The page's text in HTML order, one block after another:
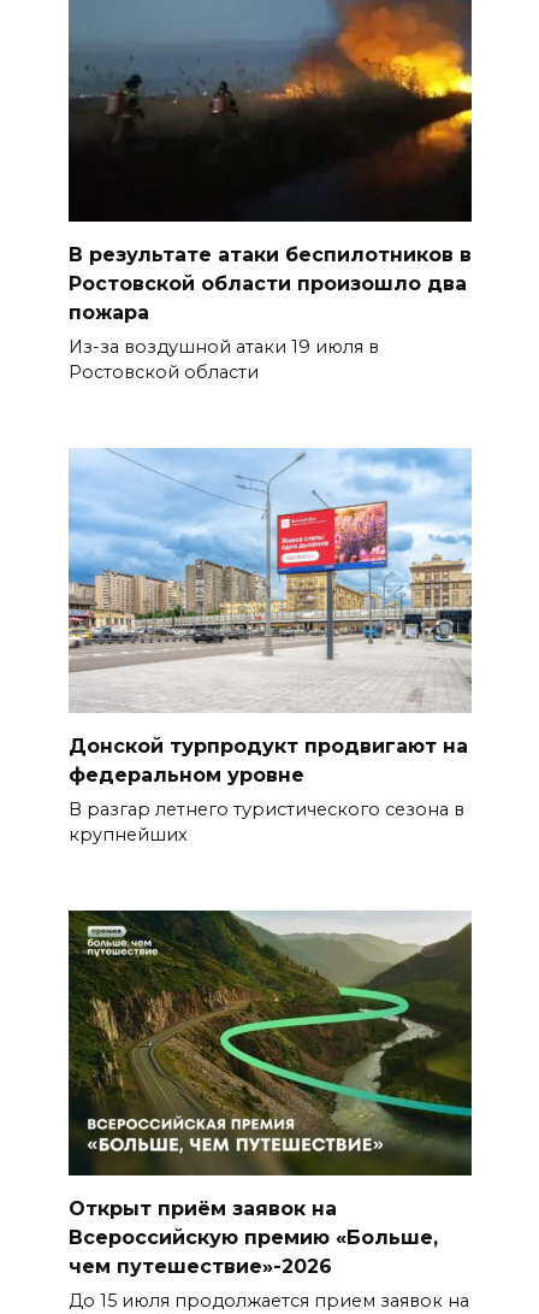
В результате атаки беспилотников в
Ростовской области произошло два
пожара
Из-за воздушной атаки 19 июля в
Ростовской области
Донской турпродукт продвигают на
федеральном уровне
В разгар летнего туристического сезона в
крупнейших
Открыт приём заявок на
Всероссийскую премию «Больше,
чем путешествие»-2026
До 15 июля продолжается прием заявок на